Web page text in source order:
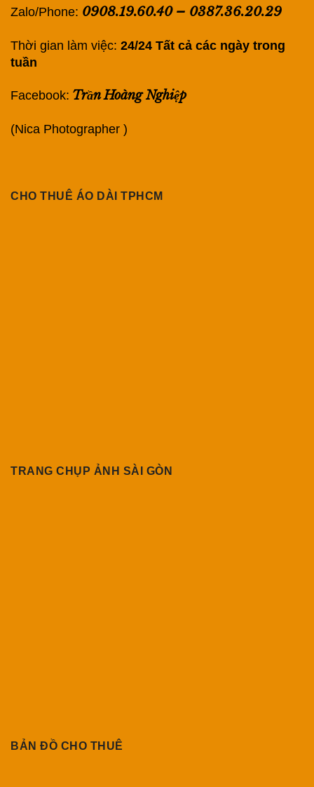
Zalo/Phone: 0908.19.60.40– 0387.36.20.29
Thời gian làm việc: 24/24 Tất cả các ngày trong
tuần
Facebook: Trần Hoàng Nghiệp
(Nica Photographer )
CHO THUÊ ÁO DÀI TPHCM
TRANG CHỤP ẢNH SÀI GÒN
BẢN ĐỒ CHO THUÊ